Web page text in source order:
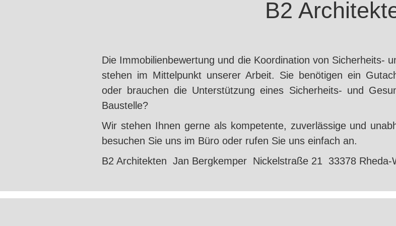
B2
Die Immobilienbewertung und die Koordination von Sicherheits-
stehen im Mittelpunkt unserer Arbeit. Sie benötigen ein
oder brauchen die Unterstützung eines Sicherheits- und
Baustelle?
Wir stehen Ihnen gerne als kompetente, zuverlässige und
besuchen Sie uns im Büro oder rufen Sie uns einfach an.
B2 Architekten Jan Bergkemper Nickelstraße 21 33378 Rheda-